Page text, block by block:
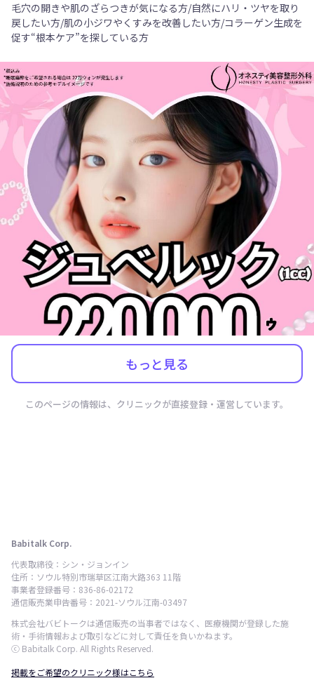
毛穴の開きや肌のざらつきが気になる方/自然にハリ・ツヤを取り
戻したい方/肌の小ジワやくすみを改善したい方/コラーゲン生成を
促す“根本ケア”を探している方
もっと見る
このページの情報は、クリニックが直接登録・運営しています。
Babitalk Corp.
代表取締役：シン・ジョンイン
住所：ソウル特別市瑞草区江南大路363 11階
事業者登録番号：836-86-02172
通信販売業申告番号：2021-ソウル江南-03497
株式会社バビトークは通信販売の当事者ではなく、医療機関が登録した施
術・手術情報および取引などに対して責任を負いかねます。
ⓒ Babitalk Corp. All Rights Reserved.
掲載をご希望のクリニック様はこちら